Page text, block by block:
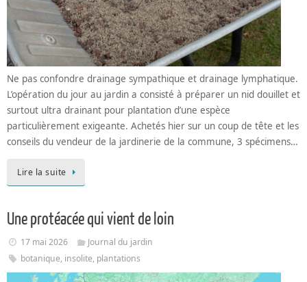
Ne pas confondre drainage sympathique et drainage lymphatique.
L’opération du jour au jardin a consisté à préparer un nid douillet et
surtout ultra drainant pour plantation d’une espèce
particulièrement exigeante. Achetés hier sur un coup de tête et les
conseils du vendeur de la jardinerie de la commune, 3 spécimens…
Lire la suite
Une protéacée qui vient de loin
17 mai 2026
Journal du jardin
botanique, insolite, plantations